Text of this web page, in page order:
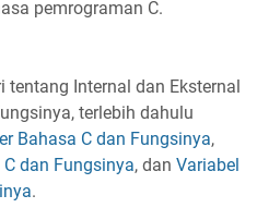
pemrograman C.
Internal dan Eksternal
terlebih dahulu
Bahasa C dan Fungsinya,
dan Fungsinya, dan Variabel
.